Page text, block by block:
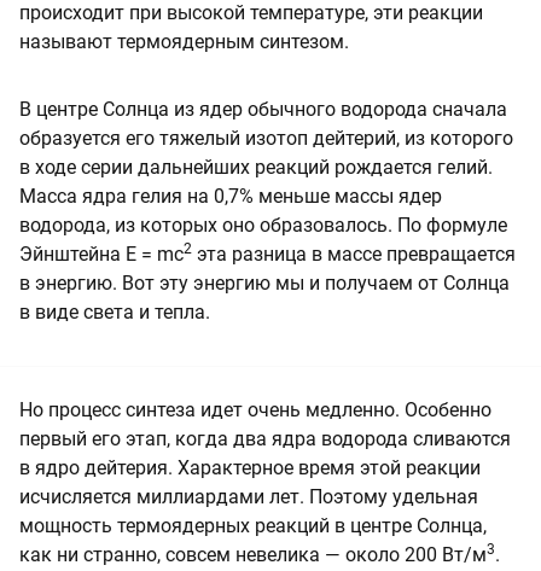
происходит при высокой температуре, эти реакции
называют термоядерным синтезом.
В центре Солнца из ядер обычного водорода сначала
образуется его тяжелый изотоп дейтерий, из которого
в ходе серии дальнейших реакций рождается гелий.
Масса ядра гелия на 0,7% меньше массы ядер
водорода, из которых оно образовалось. По формуле
Эйнштейна Е = mc2 эта разница в массе превращается
в энергию. Вот эту энергию мы и получаем от Солнца
в виде света и тепла.
Но процесс синтеза идет очень медленно. Особенно
первый его этап, когда два ядра водорода сливаются
в ядро дейтерия. Характерное время этой реакции
исчисляется миллиардами лет. Поэтому удельная
мощность термоядерных реакций в центре Солнца,
как ни странно, совсем невелика — около 200 Вт/м3.